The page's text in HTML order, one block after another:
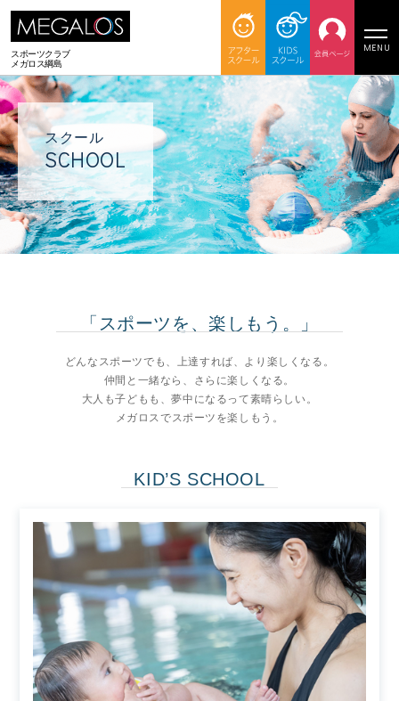
スポーツクラブ
メガロス綱島
MENU
スクール
SCHOOL
「スポーツを、楽しもう。」
どんなスポーツでも、上達すれば、より楽しくなる。
仲間と一緒なら、さらに楽しくなる。
大人も子どもも、夢中になるって素晴らしい。
メガロスでスポーツを楽しもう。
KID’S SCHOOL